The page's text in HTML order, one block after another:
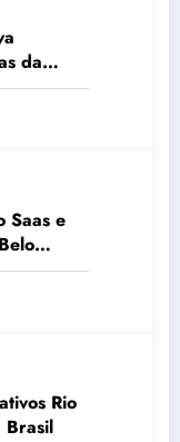
da
Saas e
3449
Rio
Brasil